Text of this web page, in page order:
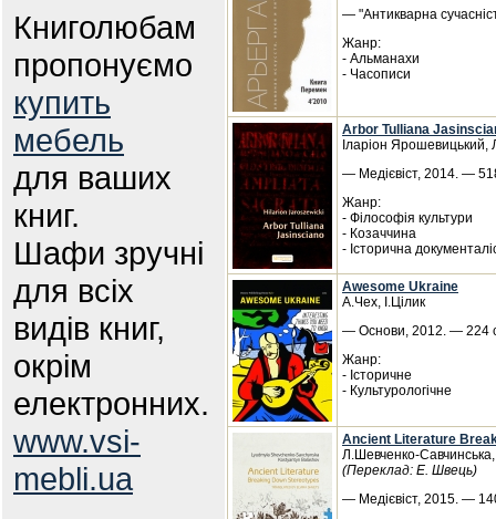
Книголюбам
пропонуємо
купить
мебель
для ваших
книг.
Шафи зручні
для всіх
видів книг,
окрім
електронних.
www.vsi-
mebli.ua
— "Антикварна
Жанр:
- Альманахи
- Часописи
Arbor Tulliana
Іларіон
— Медієвіст, 2014. —
Жанр:
- Філософія культури
- Козаччина
- Історична
Awesome Ukraine
А.Чех, І.Цілик
— Основи, 2012. — 224
Жанр:
- Історичне
- Культурологічне
Ancient Literature
Л.Шевченко-
(Переклад: Е. Швець)
— Медієвіст, 2015. —